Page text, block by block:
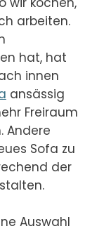
arbeiten.
hat, hat
innen
ansässig
Freiraum
Andere
Sofa zu
der
Auswahl